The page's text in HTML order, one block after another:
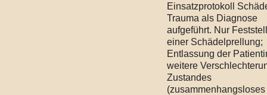
Einsatzprotokoll
Trauma als Diagnose
aufgeführt. Nur
einer Schädelprellung;
Entlassung der
weitere
Zustandes
(zusammenhangsloses